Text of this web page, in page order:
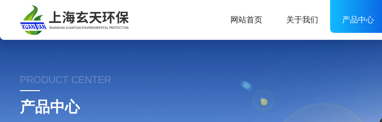
网站首页 关于我们 产品中心
PRODUCT CENTER
产品中心